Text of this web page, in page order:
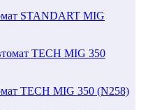
STANDART MIG
TECH MIG 350 (N258)